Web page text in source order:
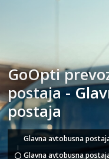
GoOpti
postaja -
postaja
Glavna avtobusna
Glavna avtobusna